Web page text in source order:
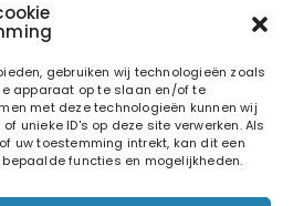
gebruiken wij technologieën zoals
apparaat op te slaan en/of te
met deze technologieën kunnen wij
unieke ID's op deze site verwerken. Als
uw toestemming intrekt, kan dit een
functies en mogelijkheden.
Alle rechten voorbehouden.